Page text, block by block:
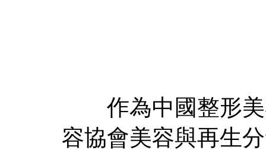
作為中國整形美
容協會美容與再生